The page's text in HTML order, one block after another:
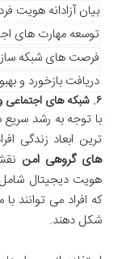
بیان آزادانه هویت
توسعه مهارت های
فرصت های شبکه
دریافت بازخورد و
۶. شبکه های اجتماعی و آینده هویت دیجیتال
با توجه به رشد
ترین ابعاد زندگی
های گروهی امن
هویت دیجیتال
که افراد می توانند
شکل دهند.